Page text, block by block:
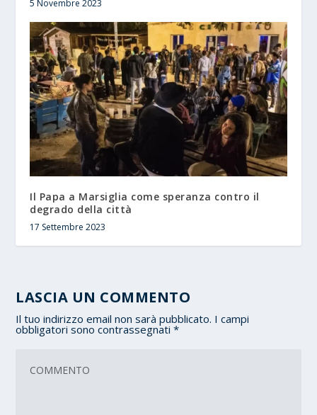
5 Novembre 2023
Il Papa a Marsiglia come speranza contro il
degrado della città
17 Settembre 2023
LASCIA UN COMMENTO
Il tuo indirizzo email non sarà pubblicato. I campi
obbligatori sono contrassegnati*